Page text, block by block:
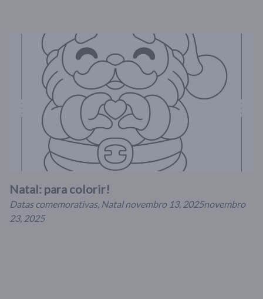
Natal: para colorir!
Datas comemorativas, Natal novembro 13, 2025novembro
23, 2025